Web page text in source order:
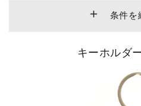
条件を
キーホルダ